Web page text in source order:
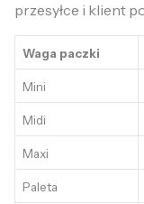
przesyłce i klient
Waga paczki
Mini
Midi
Maxi
Paleta